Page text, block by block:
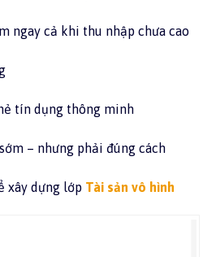
ngay cả khi thu nhập chưa cao
tín dụng thông minh
– nhưng phải đúng cách
xây dựng lớp Tài sản vô hình